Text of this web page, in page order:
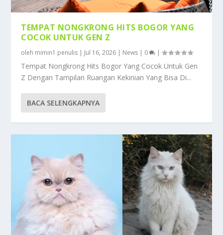
TEMPAT NONGKRONG HITS BOGOR YANG
COCOK UNTUK GEN Z
oleh mimin1 penulis | Jul 16, 2026 | News | 0 |
Tempat Nongkrong Hits Bogor Yang Cocok Untuk Gen
Z Dengan Tampilan Ruangan Kekinian Yang Bisa Di...
BACA SELENGKAPNYA